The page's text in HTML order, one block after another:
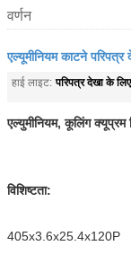
वर्णन
एल्यूमीनियम काटने
हाई लाइट: परिपत्र देखा के
एल्युमीनियम, कूलिंग क्यूप्रम
विशिष्टता:
405x3.6x25.4x120P